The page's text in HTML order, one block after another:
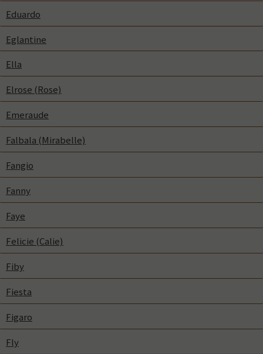
Eduardo
Eglantine
Ella
Elrose (Rose)
Emeraude
Falbala (Mirabelle)
Fangio
Fanny
Faye
Felicie (Calie)
Fiby
Fiesta
Figaro
Fly